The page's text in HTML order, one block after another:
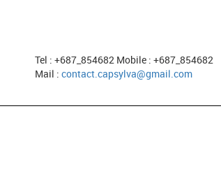
Tel : +687_854682 Mobile : +687_854682
Mail : contact.capsylva@gmail.com